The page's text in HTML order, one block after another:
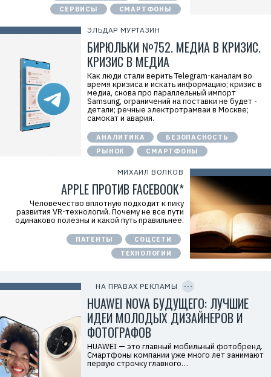
СЕРВИСЫ
СМАРТФОНЫ
ЭЛЬДАР МУРТАЗИН
БИРЮЛЬКИ №752. МЕДИА В КРИЗИС.
КРИЗИС В МЕДИА
Как люди стали верить Telegram-каналам во
время кризиса и искать информацию; кризис в
медиа, снова про параллельный импорт
Samsung, ограничений на поставки не будет -
детали; речные электротрамваи в Москве;
самокат и авария.
АНАЛИТИКА
БЕЗОПАСНОСТЬ
РЫНОК
СМАРТФОНЫ
МИХАИЛ ВОЛКОВ
APPLE ПРОТИВ FACEBOOK*
Человечество вплотную подходит к пику
развития VR-технологий. Почему не все пути
одинаково полезны и какой путь правильнее.
ПАТЕНТЫ
СОЦСЕТИ
ТЕХНОЛОГИИ
НА ПРАВАХ РЕКЛАМЫ
E
r
=
2
V
f
n
T
W
c
M
Р
е
а
м
о
а
т
О
О
О
«
х
к
HUAWEI NOVA БУДУЩЕГО: ЛУЧШИЕ
ИДЕИ МОЛОДЫХ ДИЗАЙНЕРОВ И
ФОТОГРАФОВ
HUAWEI — это главный мобильный фотобренд.
Смартфоны компании уже много лет занимают
первую строчку главного…